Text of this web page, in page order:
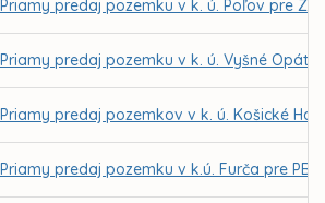
Priamy predaj pozemku v k. ú. Poľov pre
Priamy predaj pozemku v k. ú. Vyšné
Priamy predaj pozemkov v k. ú. Košické
Priamy predaj pozemku v k.ú. Furča pre PB